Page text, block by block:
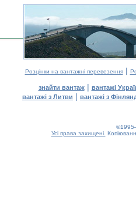
Розцінки на вантажні перевезення|
знайти вантаж| вантажі
вантажі з Литви | вантажі з
Усі права захищені.